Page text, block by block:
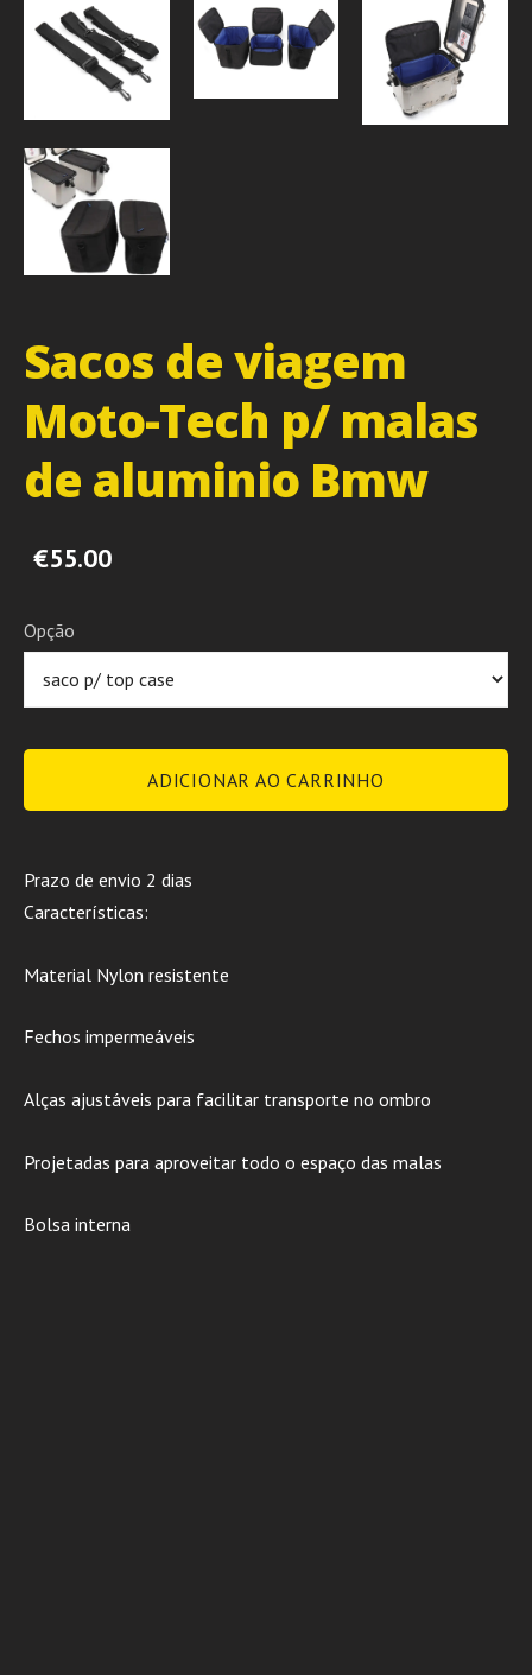
Sacos de viagem
Moto-Tech p/ malas
de aluminio Bmw
€55.00
Opção
ADICIONAR AO CARRINHO
Prazo de envio 2 dias
Características:
Material Nylon resistente
Fechos impermeáveis
Alças ajustáveis para facilitar transporte no ombro
Projetadas para aproveitar todo o espaço das malas
Bolsa interna